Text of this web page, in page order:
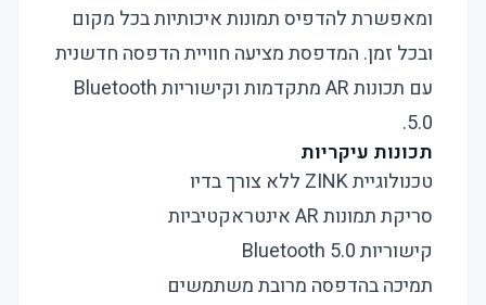
ומאפשרת להדפיס תמונות איכותיות בכל מקום
ובכל זמן. המדפסת מציעה חוויית הדפסה חדשנית
עם תכונות AR מתקדמות וקישוריות Bluetooth
5.0.
תכונות עיקריות
טכנולוגיית ZINK ללא צורך בדיו
סריקת תמונות AR אינטראקטיביות
קישוריות Bluetooth 5.0
תמיכה בהדפסה מרובת משתמשים